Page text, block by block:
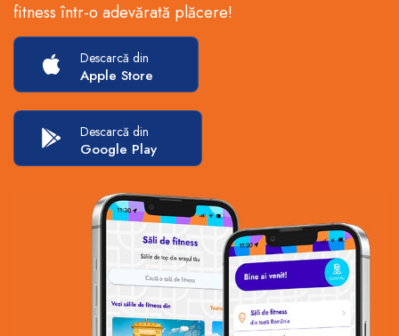
fitness într-o adevărată plăcere!
Descarcă din
Apple Store
Descarcă din
Google Play